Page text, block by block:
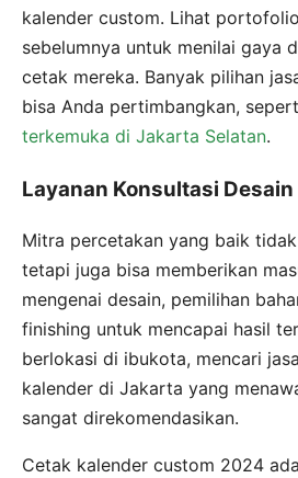
kalender custom. Lihat
sebelumnya untuk menilai gaya
cetak mereka. Banyak pilihan
bisa Anda pertimbangkan,
terkemuka di Jakarta Selatan.
Layanan Konsultasi Desain
Mitra percetakan yang baik
tetapi juga bisa memberikan
mengenai desain, pemilihan
finishing untuk mencapai hasil
berlokasi di ibukota, mencari
kalender di Jakarta yang
sangat direkomendasikan.
Cetak kalender custom 2024